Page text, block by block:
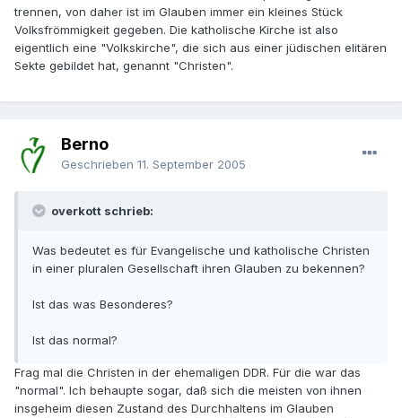
trennen, von daher ist im Glauben immer ein kleines Stück
Volksfrömmigkeit gegeben. Die katholische Kirche ist also
eigentlich eine "Volkskirche", die sich aus einer jüdischen elitären
Sekte gebildet hat, genannt "Christen".
Berno
Geschrieben 11. September 2005
overkott schrieb:
Was bedeutet es für Evangelische und katholische Christen
in einer pluralen Gesellschaft ihren Glauben zu bekennen?
Ist das was Besonderes?
Ist das normal?
Frag mal die Christen in der ehemaligen DDR. Für die war das
"normal". Ich behaupte sogar, daß sich die meisten von ihnen
insgeheim diesen Zustand des Durchhaltens im Glauben